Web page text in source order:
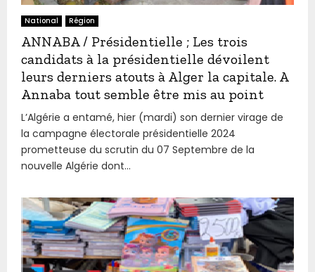
National Région
ANNABA / Présidentielle ; Les trois
candidats à la présidentielle dévoilent
leurs derniers atouts à Alger la capitale. A
Annaba tout semble être mis au point
L’Algérie a entamé, hier (mardi) son dernier virage de
la campagne électorale présidentielle 2024
prometteuse du scrutin du 07 Septembre de la
nouvelle Algérie dont...